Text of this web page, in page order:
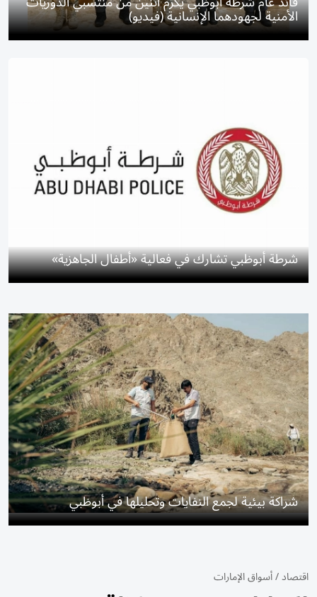
الأمنية لجهودهما الإنسانية (فيديو)
شرطة أبوظبي تشارك في فعالية «أطفال الجاهزية»
شراكة بيئية لجمع النفايات وتحليلها في أبوظبي
اقتصاد/أسواق الإمارات